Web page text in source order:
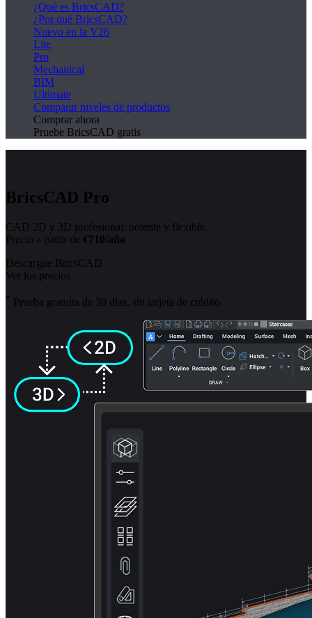
¿Qué es BricsCAD?
¿Por qué BricsCAD?
Nuevo en la V26
Lite
Pro
Mechanical
BIM
Ultimate
Comparar niveles de productos
Comprar ahora
Pruebe BricsCAD gratis
BricsCAD Pro
CAD 2D y 3D profesional: potente y flexible.
Precio a partir de €710/año
Descargue BricsCAD
Ver los precios
* Prueba gratuita de 30 días, sin tarjeta de crédito.